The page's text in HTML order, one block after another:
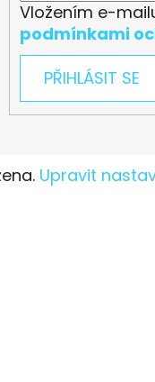
Vložením e-
podmínkami
PŘIHLÁSIT SE
Upravit